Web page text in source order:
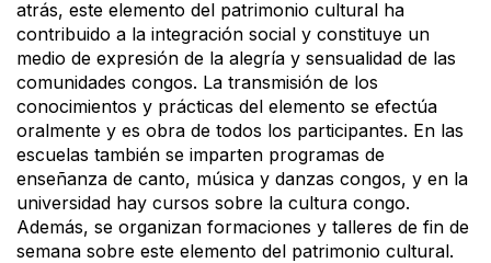
atrás, este elemento del patrimonio cultural ha
contribuido a la integración social y constituye un
medio de expresión de la alegría y sensualidad de las
comunidades congos. La transmisión de los
conocimientos y prácticas del elemento se efectúa
oralmente y es obra de todos los participantes. En las
escuelas también se imparten programas de
enseñanza de canto, música y danzas congos, y en la
universidad hay cursos sobre la cultura congo.
Además, se organizan formaciones y talleres de fin de
semana sobre este elemento del patrimonio cultural.